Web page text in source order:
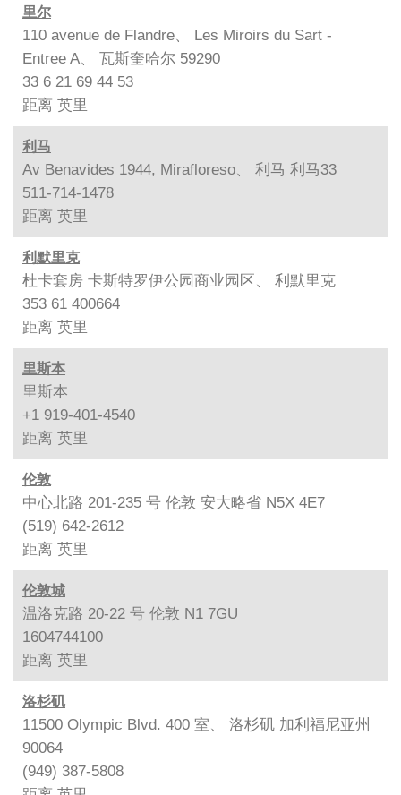
里尔
110 avenue de Flandre、 Les Miroirs du Sart -
Entree A、 瓦斯奎哈尔 59290
33 6 21 69 44 53
距离 英里
利马
Av Benavides 1944, Mirafloreso、 利马 利马33
511-714-1478
距离 英里
利默里克
杜卡套房 卡斯特罗伊公园商业园区、 利默里克
353 61 400664
距离 英里
里斯本
里斯本
+1 919-401-4540
距离 英里
伦敦
中心北路 201-235 号 伦敦 安大略省 N5X 4E7
(519) 642-2612
距离 英里
伦敦城
温洛克路 20-22 号 伦敦 N1 7GU
1604744100
距离 英里
洛杉矶
11500 Olympic Blvd. 400 室、 洛杉矶 加利福尼亚州
90064
(949) 387-5808